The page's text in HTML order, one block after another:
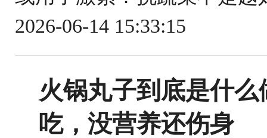
2026-06-14 15:33:15
火锅丸子到底是什
吃，没营养还伤身